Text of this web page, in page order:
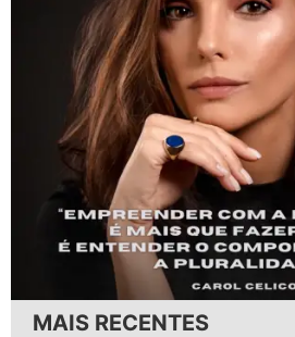
MAIS RECENTES